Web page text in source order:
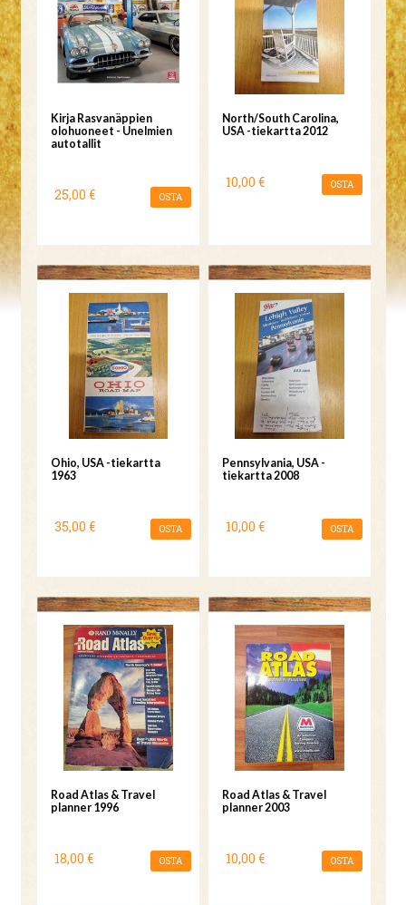
Kirja Rasvanäppien
olohuoneet - Unelmien
autotallit
25,00 € OSTA
North/South Carolina,
USA -tiekartta 2012
10,00 € OSTA
Ohio, USA -tiekartta
1963
35,00 € OSTA
Pennsylvania, USA -
tiekartta 2008
10,00 € OSTA
Road Atlas & Travel
planner 1996
18,00 € OSTA
Road Atlas & Travel
planner 2003
10,00 € OSTA